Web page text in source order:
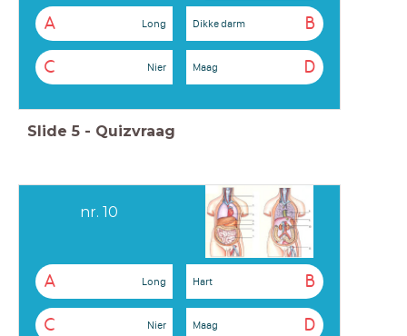
A Long B
Dikke darm
C Nier D
Maag
Slide 5 - Quizvraag
nr. 10
A Long B
Hart
C Nier D
Maag